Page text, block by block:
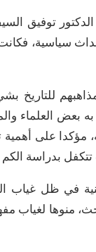
توفيق
سياسية، فكانت
للتاريخ
بعض العلماء
مؤكدا على أهمية
بدراسة الكم
في ظل غياب
منوها